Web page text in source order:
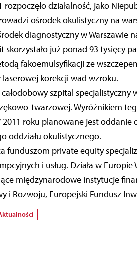
rozpoczęło działalność, jako
ośrodek okulistyczny na
diagnostyczny w Warszawie
skorzystało już ponad 93 tysięcy
fakoemulsyfikacji ze
korekcji wad wzroku.
szpital specjalistyczny
twarzowej. Wyróżnikiem
roku planowane jest oddanie
oddziału okulistycznego.
funduszom private equity
i usług. Działa w
międzynarodowe instytucje
i Rozwoju, Europejski Fundusz